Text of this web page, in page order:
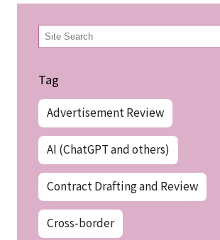
検
索
Tag
Advertisement Review
AI (ChatGPT and others)
Contract Drafting and Review
Cross-border